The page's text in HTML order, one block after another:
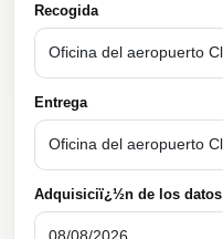
Recogida
Entrega
Adquisiciï¿½n de los datos